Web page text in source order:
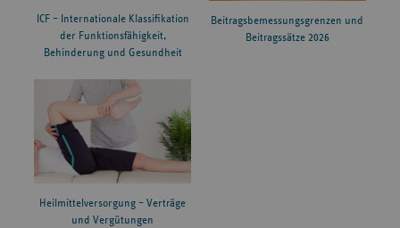
ICF – Internationale Klassifikation
der Funktionsfähigkeit,
Behinderung und Gesundheit
Beitragsbemessungsgrenzen und
Beitragssätze 2026
Heilmittelversorgung – Verträge
und Vergütungen